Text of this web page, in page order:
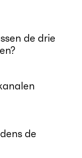
de drie
de